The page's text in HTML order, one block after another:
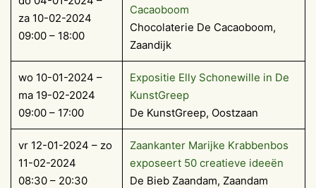
za 10-02-2024
09:00 – 18:00
Cacaoboom
Chocolaterie De Cacaoboom,
Zaandijk
wo 10-01-2024 –
ma 19-02-2024
09:00 – 17:00
Expositie Elly Schonewille in De
KunstGreep
De KunstGreep, Oostzaan
vr 12-01-2024 – zo
11-02-2024
08:30 – 20:30
Zaankanter Marijke Krabbenbos
exposeert 50 creatieve ideeën
De Bieb Zaandam, Zaandam